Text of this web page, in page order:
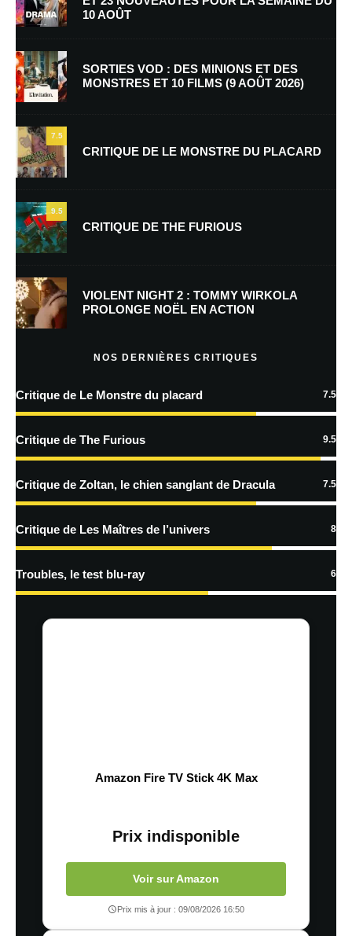
Nom*
E-mail*
Enregistrer mon nom, mon e-mail et mon site dans le navigateur pour
mon prochain commentaire.
Prévenez-moi de tous les nouveaux commentaires par e-mail.
Prévenez-moi de tous les nouveaux articles par e-mail.
En savoir
traitées
10 AOÛT
SORTIES VOD : DES MINIONS ET DES
MONSTRES ET 10 FILMS (9 AOÛT 2026)
7.5
CRITIQUE DE LE MONSTRE DU PLACARD
9.5
CRITIQUE DE THE FURIOUS
VIOLENT NIGHT 2 : TOMMY WIRKOLA
PROLONGE NOËL EN ACTION
NOS DERNIÈRES CRITIQUES
Critique de Le Monstre du placard 7.5
Critique de The Furious 9.5
Critique de Zoltan, le chien sanglant de Dracula 7.5
Critique de Les Maîtres de l’univers 8
Troubles, le test blu-ray 6
Amazon Fire TV Stick 4K Max
Prix indisponible
Voir sur Amazon
Prix mis à jour : 09/08/2026 16:50